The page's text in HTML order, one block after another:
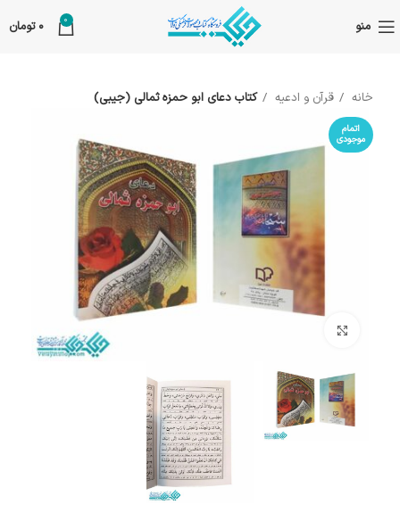
منو 0
0 تومان
خانه قرآن و ادعیه کتاب دعای ابو حمزه ثمالی (جیبی)
اتمام
موجودی